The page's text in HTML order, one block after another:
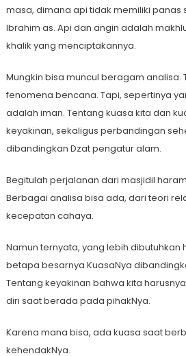
masa, dimana api tidak memiliki panas
Ibrahim as. Api dan angin adalah
khalik yang menciptakannya.
Mungkin bisa muncul beragam analisa.
fenomena bencana. Tapi, sepertinya
adalah iman. Tentang kuasa kita dan
keyakinan, sekaligus perbandingan
dibandingkan Dzat pengatur alam.
Begitulah perjalanan dari masjidil
Berbagai analisa bisa ada, dari teori
kecepatan cahaya.
Namun ternyata, yang lebih dibutuhkan
betapa besarnya KuasaNya
Tentang keyakinan bahwa kita
diri saat berada pada pihakNya.
Karena mana bisa, ada kuasa saat
kehendakNya.